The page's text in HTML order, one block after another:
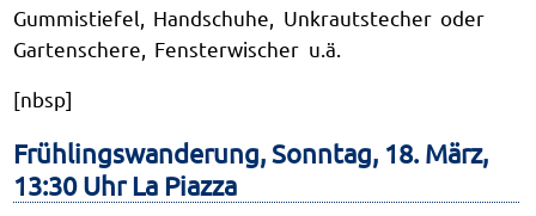
Gummistiefel, Handschuhe, Unkrautstecher oder
Gartenschere, Fensterwischer u.ä.
[nbsp]
Frühlingswanderung, Sonntag, 18. März,
13:30 Uhr La Piazza